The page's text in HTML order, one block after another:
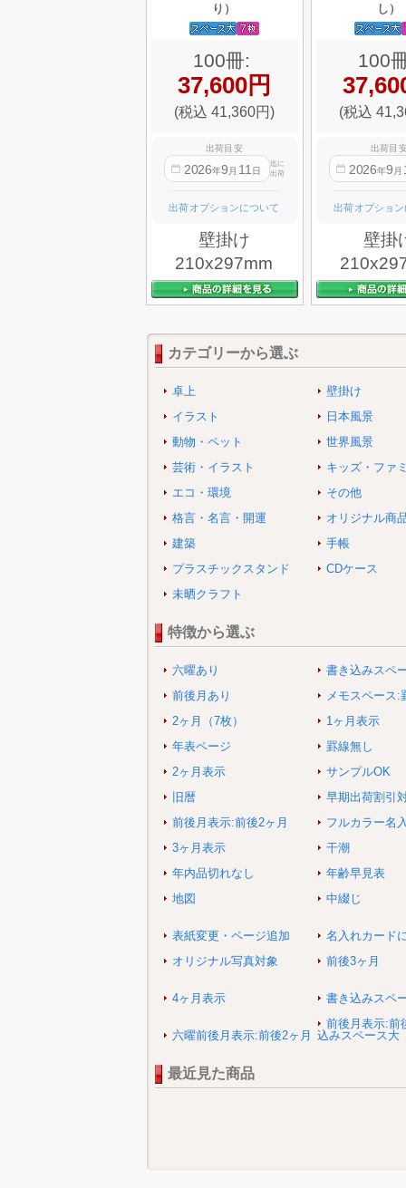
り）
100冊:
37,600円
(税込 41,360円)
出荷目安
2026年9 月 11 日
迄に
出荷
出荷オプションについて
壁掛け
210x297mm
し）
100
(税込
出荷目
2026年9 月
出荷オプショ
壁掛
カテゴリーから選ぶ
卓上
壁掛け
イラスト
日本風景
動物・ペット
世界風景
芸術・イラスト
キッズ・ファ
エコ・環境
その他
格言・名言・開運
オリジナル商
建築
手帳
プラスチックスタンド
CDケース
未晒クラフト
特徴から選ぶ
六曜あり
書き込みスペ
前後月あり
メモスペース:
2ヶ月（7枚）
1ヶ月表示
年表ページ
罫線無し
2ヶ月表示
サンプルOK
旧暦
早期出荷割引
前後月表示:前後2ヶ月
フルカラー名
3ヶ月表示
干潮
年内品切れなし
年齢早見表
地図
中綴じ
表紙変更・ページ追加
名入れカード
オリジナル写真対象
前後3ヶ月
4ヶ月表示 書き込みスペ
六曜前後月表示:前後2ヶ月
前後月表示:前
込みスペース大
最近見た商品